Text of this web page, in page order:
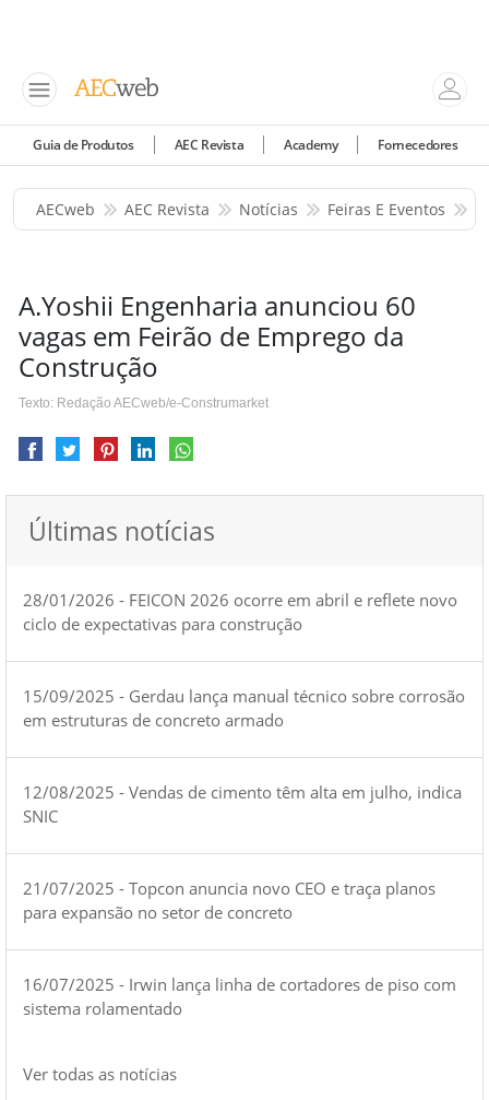
Guia de Produtos AEC Revista Academy Fornecedores
AECweb AEC Revista Notícias Feiras E Eventos
A.Yoshii Engenharia anunciou 60
vagas em Feirão de Emprego da
Construção
Texto: Redação AECweb/e-Construmarket
Últimas notícias
28/01/2026 - FEICON 2026 ocorre em abril e reflete novo
ciclo de expectativas para construção
15/09/2025 - Gerdau lança manual técnico sobre corrosão
em estruturas de concreto armado
12/08/2025 - Vendas de cimento têm alta em julho, indica
SNIC
21/07/2025 - Topcon anuncia novo CEO e traça planos
para expansão no setor de concreto
16/07/2025 - Irwin lança linha de cortadores de piso com
sistema rolamentado
Ver todas as notícias